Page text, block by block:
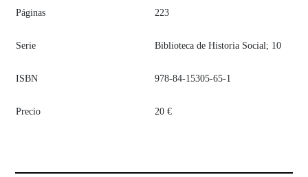
​Páginas ​223
​Serie ​Biblioteca de Historia Social; 10
​ISBN ​978-84-15305-65-1
​Precio ​20 €